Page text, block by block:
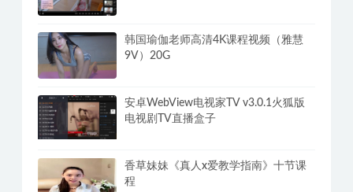
韩国瑜伽老师高清4K课程视频（雅慧
9V）20G
安卓WebView电视家TV v3.0.1火狐版
电视剧TV直播盒子
香草妹妹《真人x爱教学指南》十节课
程